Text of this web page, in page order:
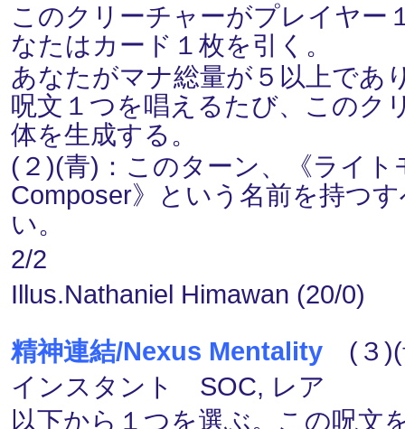
このクリーチャーがプレイヤー
なたはカード１枚を引く。
あなたがマナ総量が５以上であ
呪文１つを唱えるたび、このク
体を生成する。
(２)(青)：このターン、《ライ
Composer》という名前を持つ
い。
2/2
Illus.Nathaniel Himawan (20/0)
精神連結/Nexus Mentality (３)(
インスタント SOC, レア
以下から１つを選ぶ。この呪文